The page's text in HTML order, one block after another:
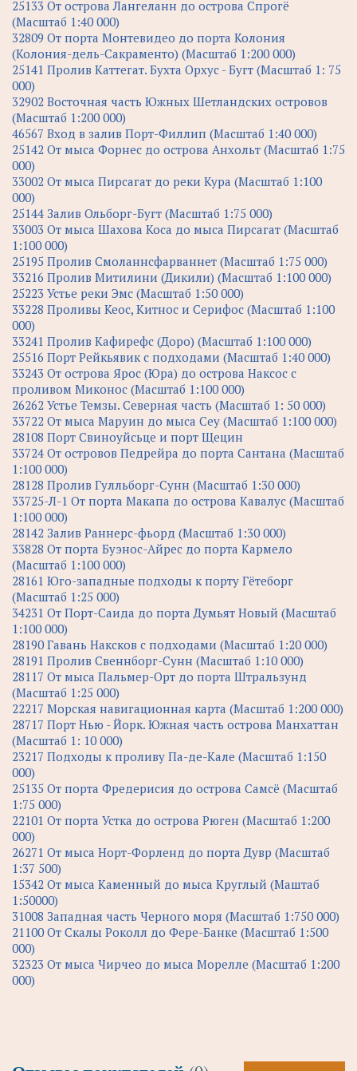
25133 От острова Лангеланн до острова Спрогё
(Масштаб 1:40 000)
32809 От порта Монтевидео до порта Колония
(Колония-дель-Сакраменто) (Масштаб 1:200 000)
25141 Пролив Каттегат. Бухта Орхус - Бугт (Масштаб 1: 75
000)
32902 Восточная часть Южных Шетландских островов
(Масштаб 1:200 000)
46567 Вход в залив Порт-Филлип (Масштаб 1:40 000)
25142 От мыса Форнес до острова Анхольт (Масштаб 1:75
000)
33002 От мыса Пирсагат до реки Кура (Масштаб 1:100
000)
25144 Залив Ольборг-Бугт (Масштаб 1:75 000)
33003 От мыса Шахова Коса до мыса Пирсагат (Масштаб
1:100 000)
25195 Пролив Смоланнсфарваннет (Масштаб 1:75 000)
33216 Пролив Митилини (Дикили) (Масштаб 1:100 000)
25223 Устье реки Эмс (Масштаб 1:50 000)
33228 Проливы Кеос, Китнос и Серифос (Масштаб 1:100
000)
33241 Пролив Кафирефс (Доро) (Масштаб 1:100 000)
25516 Порт Рейкьявик с подходами (Масштаб 1:40 000)
33243 От острова Ярос (Юра) до острова Наксос с
проливом Миконос (Масштаб 1:100 000)
26262 Устье Темзы. Северная часть (Масштаб 1: 50 000)
33722 От мыса Маруин до мыса Сеу (Масштаб 1:100 000)
28108 Порт Свиноуйсьце и порт Щецин
33724 От островов Педрейра до порта Сантана (Масштаб
1:100 000)
28128 Пролив Гулльборг-Сунн (Масштаб 1:30 000)
33725-Л-1 От порта Макапа до острова Кавалус (Масштаб
1:100 000)
28142 Залив Раннерс-фьорд (Масштаб 1:30 000)
33828 От порта Буэнос-Айрес до порта Кармело
(Масштаб 1:100 000)
28161 Юго-западные подходы к порту Гётеборг
(Масштаб 1:25 000)
34231 От Порт-Саида до порта Думьят Новый (Масштаб
1:100 000)
28190 Гавань Наксков с подходами (Масштаб 1:20 000)
28191 Пролив Свеннборг-Сунн (Масштаб 1:10 000)
28117 От мыса Пальмер-Орт до порта Штральзунд
(Масштаб 1:25 000)
22217 Морская навигационная карта (Масштаб 1:200 000)
28717 Порт Нью - Йорк. Южная часть острова Манхаттан
(Масштаб 1: 10 000)
23217 Подходы к проливу Па-де-Кале (Масштаб 1:150
000)
25135 От порта Фредерисия до острова Самсё (Масштаб
1:75 000)
22101 От порта Устка до острова Рюген (Масштаб 1:200
000)
26271 От мыса Норт-Форленд до порта Дувр (Масштаб
1:37 500)
15342 От мыса Каменный до мыса Круглый (Маштаб
1:50000)
31008 Западная часть Черного моря (Масштаб 1:750 000)
21100 От Скалы Роколл до Фере-Банке (Масштаб 1:500
000)
32323 От мыса Чирчео до мыса Морелле (Масштаб 1:200
000)